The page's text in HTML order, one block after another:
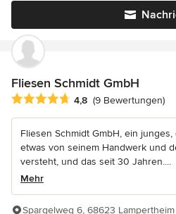
Fliesen Schmidt GmbH
Durchschnittliche Bewertung: 4.8
4,8 (9 Bewertungen)
Fliesen Schmidt GmbH, ein junges,
etwas von seinem Handwerk und
versteht, und das seit 30 Jahren....
Mehr
Spargelweg 6, 68623 Lampertheim